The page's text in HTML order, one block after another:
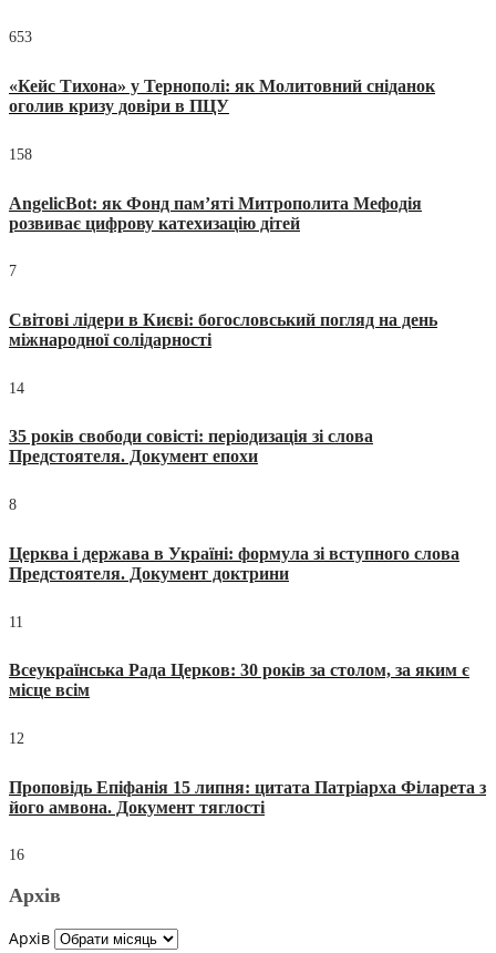
653
«Кейс Тихона» у Тернополі: як Молитовний сніданок
оголив кризу довіри в ПЦУ
158
AngelicBot: як Фонд пам’яті Митрополита Мефодія
розвиває цифрову катехизацію дітей
7
Світові лідери в Києві: богословський погляд на день
міжнародної солідарності
14
35 років свободи совісті: періодизація зі слова
Предстоятеля. Документ епохи
8
Церква і держава в Україні: формула зі вступного слова
Предстоятеля. Документ доктрини
11
Всеукраїнська Рада Церков: 30 років за столом, за яким є
місце всім
12
Проповідь Епіфанія 15 липня: цитата Патріарха Філарета з
його амвона. Документ тяглості
16
Архів
Архів